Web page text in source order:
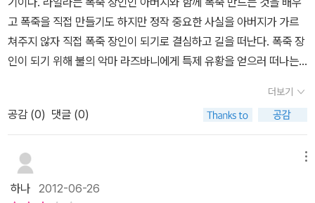
고 폭죽을 직접 만들기도 하지만 정작 중요한 사실을 아버지가 가르
쳐주지 않자 직접 폭죽 장인이 되기로 결심하고 길을 떠난다. 폭죽 장
인이 되기 위해 불의 악마 라즈바니에게 특제 유황을 얻으러 떠나는
있어 든든하다. 햄릿은 흰 코끼리로 왕이 신하에게 벌을 내리고 싶을
때 흰 코끼리인 햄릿을 보내 코끼리를 돌보는데 드는 엄청난 비용으
로 신하가 망하게 만든다. 신하가 망하면 코끼리를 다시 데리고 와서
다음 희생자가 나올 때가지 기다리게 하는 것이다. 출랙은 바로 이 코
끼리 햄릿을 돌보는 사람이다.
고 싶게 만드는 책이다. 라일라를 만났던 사람들이 출랙과 만나니 이
더보기
공감 (0) 댓글 (0)
하나 2012-06-26